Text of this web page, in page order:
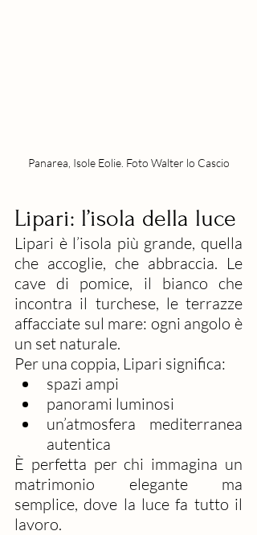
Panarea, Isole Eolie. Foto Walter lo Cascio
Lipari: l’isola della luce
Lipari è l’isola più grande, quella
che accoglie, che abbraccia. Le
cave di pomice, il bianco che
incontra il turchese, le terrazze
affacciate sul mare: ogni angolo è
un set naturale.
Per una coppia, Lipari significa:
spazi ampi
panorami luminosi
un’atmosfera mediterranea
autentica
È perfetta per chi immagina un
matrimonio elegante ma
semplice, dove la luce fa tutto il
lavoro.